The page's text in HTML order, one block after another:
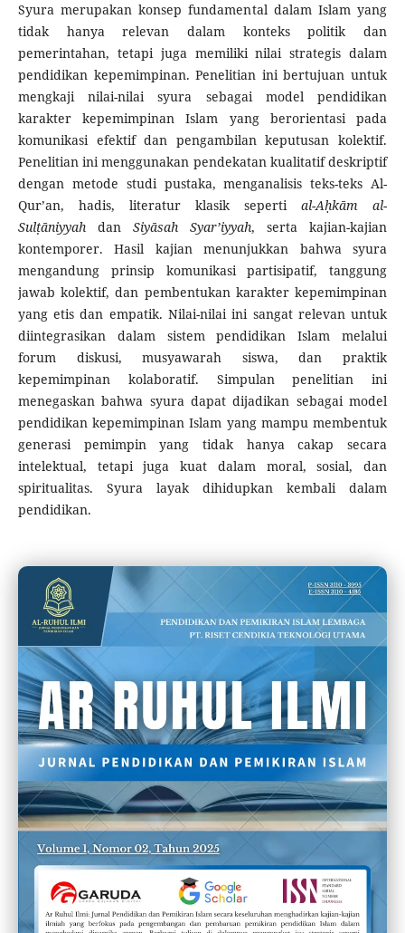
Syura merupakan konsep fundamental dalam Islam yang
tidak hanya relevan dalam konteks politik dan
pemerintahan, tetapi juga memiliki nilai strategis dalam
pendidikan kepemimpinan. Penelitian ini bertujuan untuk
mengkaji nilai-nilai syura sebagai model pendidikan
karakter kepemimpinan Islam yang berorientasi pada
komunikasi efektif dan pengambilan keputusan kolektif.
Penelitian ini menggunakan pendekatan kualitatif deskriptif
dengan metode studi pustaka, menganalisis teks-teks Al-
Qur’an, hadis, literatur klasik sepertial-Aḥkām al-
Sulṭāniyyahdan Siyāsah Syar’iyyah, serta kajian-kajian
kontemporer. Hasil kajian menunjukkan bahwa syura
mengandung prinsip komunikasi partisipatif, tanggung
jawab kolektif, dan pembentukan karakter kepemimpinan
yang etis dan empatik. Nilai-nilai ini sangat relevan untuk
diintegrasikan dalam sistem pendidikan Islam melalui
forum diskusi, musyawarah siswa, dan praktik
kepemimpinan kolaboratif. Simpulan penelitian ini
menegaskan bahwa syura dapat dijadikan sebagai model
pendidikan kepemimpinan Islam yang mampu membentuk
generasi pemimpin yang tidak hanya cakap secara
intelektual, tetapi juga kuat dalam moral, sosial, dan
spiritualitas. Syura layak dihidupkan kembali dalam
pendidikan.